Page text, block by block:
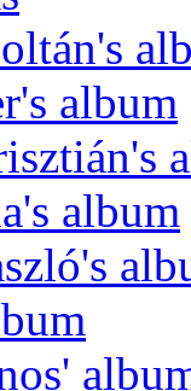
album
album